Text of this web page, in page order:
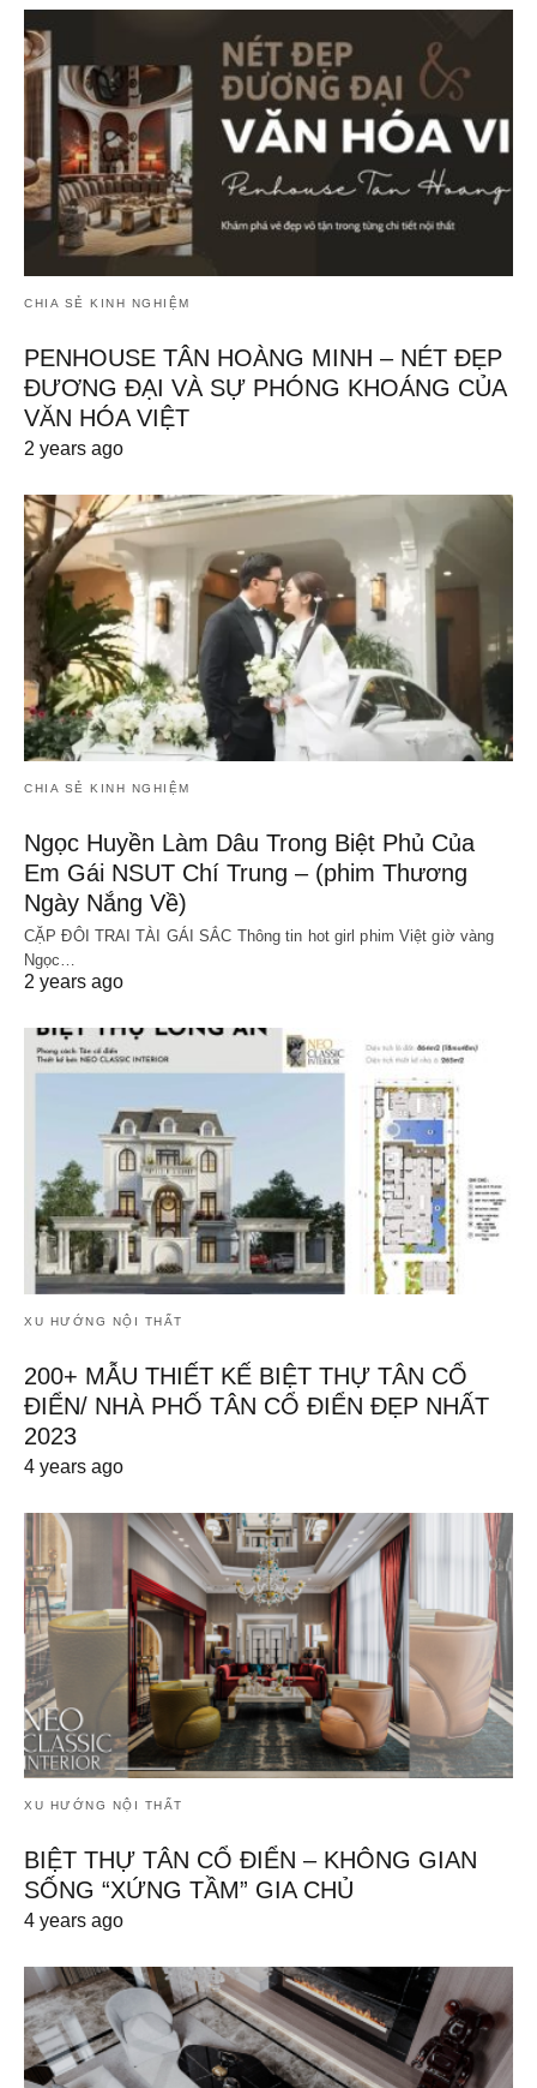
CHIA SẺ KINH NGHIỆM
PENHOUSE TÂN HOÀNG MINH – NÉT ĐẸP
ĐƯƠNG ĐẠI VÀ SỰ PHÓNG KHOÁNG CỦA
VĂN HÓA VIỆT
2 years ago
CHIA SẺ KINH NGHIỆM
Ngọc Huyền Làm Dâu Trong Biệt Phủ Của
Em Gái NSUT Chí Trung – (phim Thương
Ngày Nắng Về)
CẶP ĐÔI TRAI TÀI GÁI SẮC Thông tin hot girl phim Việt giờ vàng
Ngọc…
2 years ago
XU HƯỚNG NỘI THẤT
200+ MẪU THIẾT KẾ BIỆT THỰ TÂN CỔ
ĐIỂN/ NHÀ PHỐ TÂN CỔ ĐIỂN ĐẸP NHẤT
2023
4 years ago
XU HƯỚNG NỘI THẤT
BIỆT THỰ TÂN CỔ ĐIỂN – KHÔNG GIAN
SỐNG “XỨNG TẦM” GIA CHỦ
4 years ago